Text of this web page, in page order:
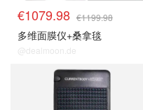
€1079.98 €1199.98
多维面膜仪+桑拿毯
@dealmoon.de